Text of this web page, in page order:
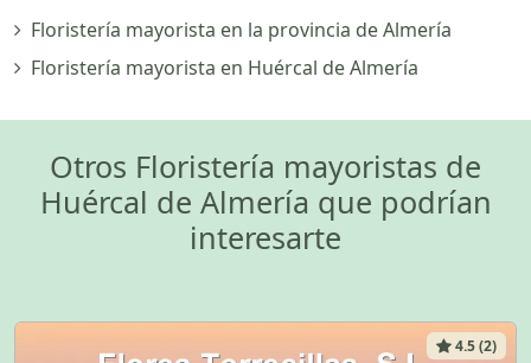
Floristería mayorista en la provincia de Almería
Floristería mayorista en Huércal de Almería
Otros Floristería mayoristas de
Huércal de Almería que podrían
interesarte
4.5 (2)